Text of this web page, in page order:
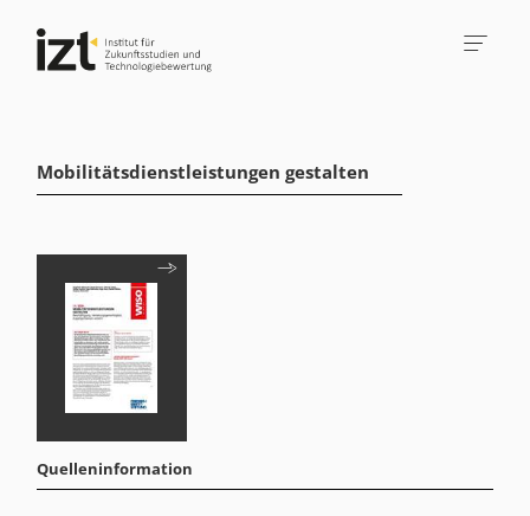
Mobilitätsdienstleistungen gestalten
Quelleninformation